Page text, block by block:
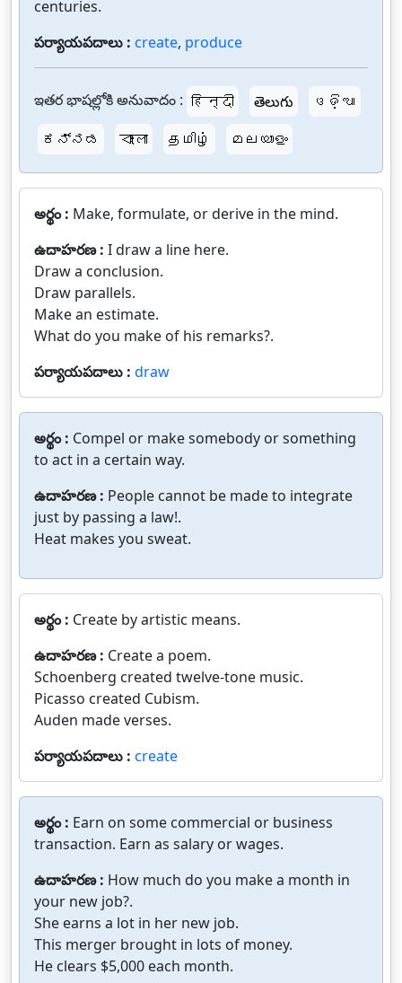
centuries.
పర్యాయపదాలు : create, produce
ఇతర భాషల్లోకి అనువాదం : हिन्दी తెలుగు
ଓଡ଼ିଆ
ಕನ್ನಡ
বাংলা தமிழ் മലയാളം
అర్థం : Make, formulate, or derive in the mind.
ఉదాహరణ : I draw a line here.
Draw a conclusion.
Draw parallels.
Make an estimate.
What do you make of his remarks?.
పర్యాయపదాలు : draw
అర్థం : Compel or make somebody or something
to act in a certain way.
ఉదాహరణ : People cannot be made to integrate
just by passing a law!.
Heat makes you sweat.
అర్థం : Create by artistic means.
ఉదాహరణ : Create a poem.
Schoenberg created twelve-tone music.
Picasso created Cubism.
Auden made verses.
పర్యాయపదాలు : create
అర్థం : Earn on some commercial or business
transaction. Earn as salary or wages.
ఉదాహరణ : How much do you make a month in
your new job?.
She earns a lot in her new job.
This merger brought in lots of money.
He clears $5,000 each month.